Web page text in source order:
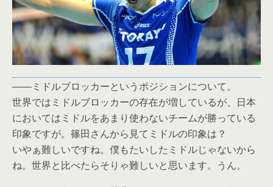
――ミドルブロッカーというポジションについて。
世界ではミドルブロッカーの存在が増しているが、日本
においてはミドルをあまり使わないチームが勝っている
印象ですが。篠田さんから見てミドルの印象は？
いやぁ難しいですね。僕もたいしたミドルじゃないから
ね。世界と比べたらそりゃ難しいと思います。うん。